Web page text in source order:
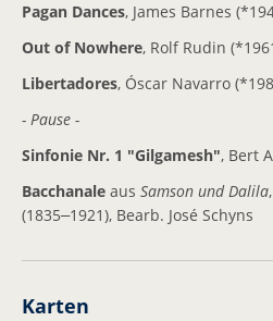
Pressebilder
Kontakt
Ansprechpartner
Newsletter
Pagan Dances, James Barnes
Out of Nowhere, Rolf Rudin
Libertadores, Óscar Navarro
- Pause -
Sinfonie Nr. 1 "Gilgamesh", Bert
Bacchanale aus Samson und Dalila
(1835–1921), Bearb. José Schyns
Karten